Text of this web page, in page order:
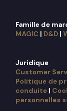
Famille de
MAGIC | D&D |
Juridique
Customer
Politique de
conduite |
personnelles